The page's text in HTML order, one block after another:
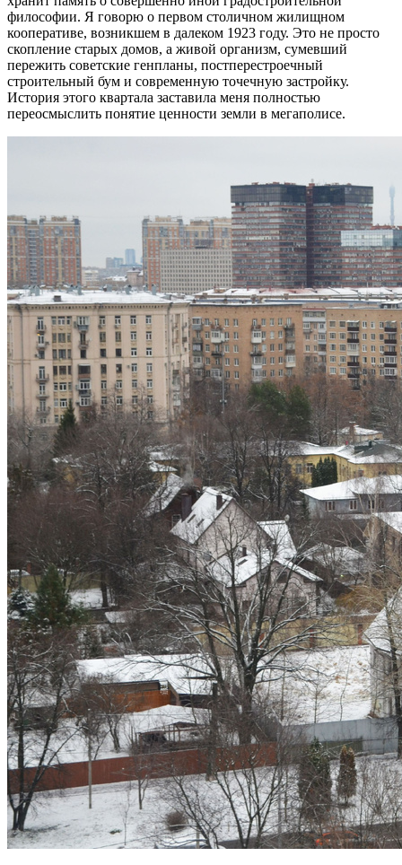
философии. Я говорю о первом столичном жилищном
кооперативе, возникшем в далеком 1923 году. Это не просто
скопление старых домов, а живой организм, сумевший
пережить советские генпланы, постперестроечный
строительный бум и современную точечную застройку.
История этого квартала заставила меня полностью
переосмыслить понятие ценности земли в мегаполисе.